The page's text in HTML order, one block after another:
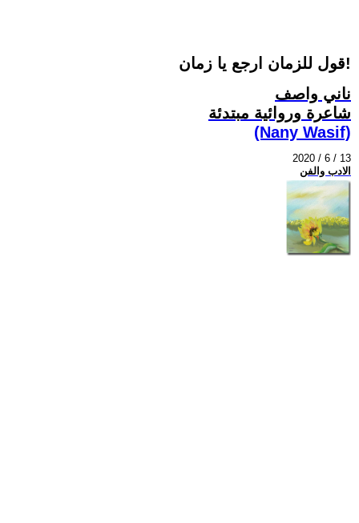
قول للزمان ارجع يا زمان!
ناني واصف
شاعرة وروائية مبتدئة
(Nany Wasif)
2020 / 6 / 13
الادب والفن